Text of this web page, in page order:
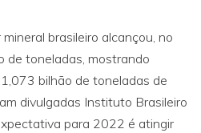
brasileiro alcançou, no
de toneladas, mostrando
bilhão de toneladas de
divulgadas Instituto Brasileiro
para 2022 é atingir